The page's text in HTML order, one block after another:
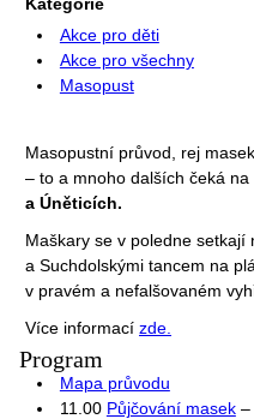
Akce pro děti
Akce pro všechny
Masopust
Masopustní průvod, rej
– to a mnoho dalších čeká
a Úněticích.
Maškary se v poledne
a Suchdolskými tancem na
v pravém a nefalšovaném
Více informací zde.
Program
Mapa průvodu
11.00 Půjčování masek–